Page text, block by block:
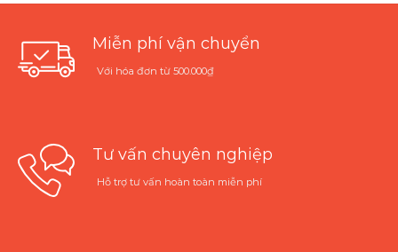
Miễn phí vận chuyển
Với hóa đơn từ 500.000₫
Tư vấn chuyên nghiệp
Hỗ trợ tư vấn hoàn toàn miễn phí